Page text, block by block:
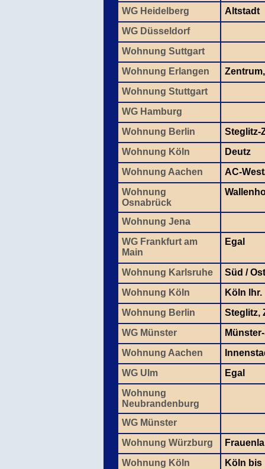
WG Heidelberg
Altstadt
WG Düsseldorf
Wohnung Suttgart
Wohnung Erlangen
Wohnung Stuttgart
WG Hamburg
Wohnung Berlin
Steglitz-
Wohnung Köln
Deutz
Wohnung Aachen
AC-
Wohnung
Osnabrück
Wohnung Jena
WG Frankfurt am
Main
Egal
Wohnung Karlsruhe
Süd / Ost
Wohnung Köln
Köln
Wohnung Berlin
Steglitz,
WG Münster
Wohnung Aachen
WG Ulm
Egal
Wohnung
Neubrandenburg
WG Münster
Wohnung Würzburg
Wohnung Köln
Köln